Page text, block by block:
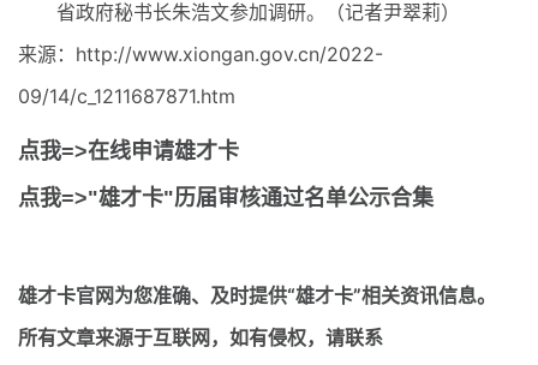
省政府秘书长朱浩文参加调研。（记者尹翠莉）
来源：http://www.xiongan.gov.cn/2022-
09/14/c_1211687871.htm
点我=>在线申请雄才卡
点我=>"雄才卡"历届审核通过名单公示合集
雄才卡官网为您准确、及时提供“雄才卡”相关资讯信息。
所有文章来源于互联网，如有侵权，请联系